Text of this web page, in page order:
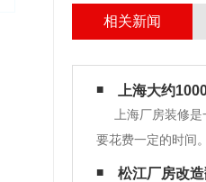
相关新闻
上海大约
上海厂房装修
要花费一定的时间
时间。往往这种
松江厂房改